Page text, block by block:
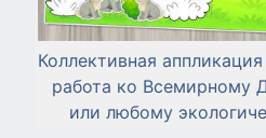
Коллективная
работа ко Всемирному
или любому